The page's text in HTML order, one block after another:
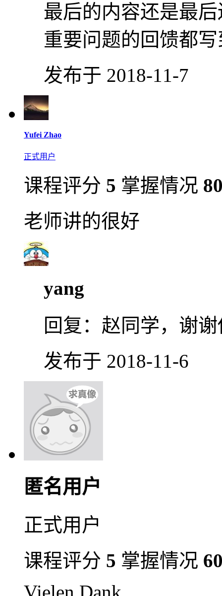
最后的内容还是最
重要问题的回馈都
发布于 2018-11-7
Yufei Zhao
正式用户
课程评分 5 掌握情况
老师讲的很好
yang
回复： 赵同学，谢
发布于 2018-11-6
匿名用户
正式用户
课程评分 5 掌握情况